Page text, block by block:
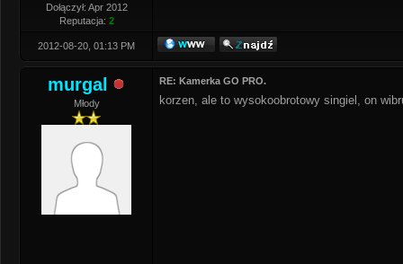
Dołączył: Apr 2012
Reputacja: 2
2012-08-20, 01:13 PM
murgal
Młody
RE: Kamerka GO PRO.
korzen, ale to wysokoobrotowy singiel, on